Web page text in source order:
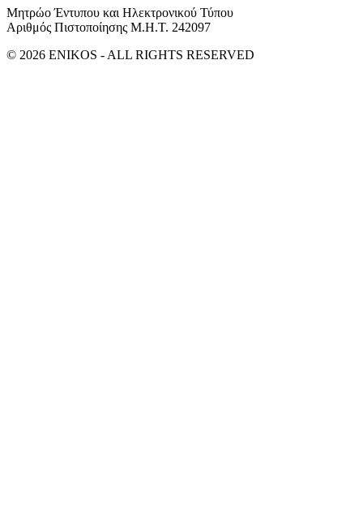
Μητρώο Έντυπου και Ηλεκτρονικού Τύπου
Αριθμός Πιστοποίησης Μ.Η.Τ. 242097
© 2026 ENIKOS - ALL RIGHTS RESERVED